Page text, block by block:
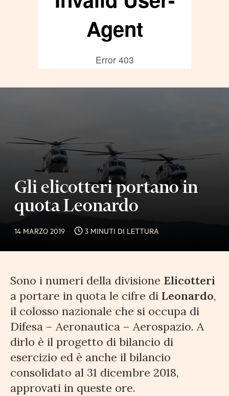
Gli elicotteri portano in
quota Leonardo
14 MARZO 2019 3 MINUTI DI LETTURA
Sono i numeri della divisione Elicotteri
a portare in quota le cifre di Leonardo,
il colosso nazionale che si occupa di
Difesa – Aeronautica – Aerospazio. A
dirlo è il progetto di bilancio di
esercizio ed è anche il bilancio
consolidato al 31 dicembre 2018,
approvati in queste ore.